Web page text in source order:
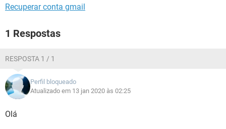
Recuperar conta gmail
1 Respostas
RESPOSTA 1 / 1
Perfil bloqueado
Atualizado em 13 jan 2020 às 02:25
Olá